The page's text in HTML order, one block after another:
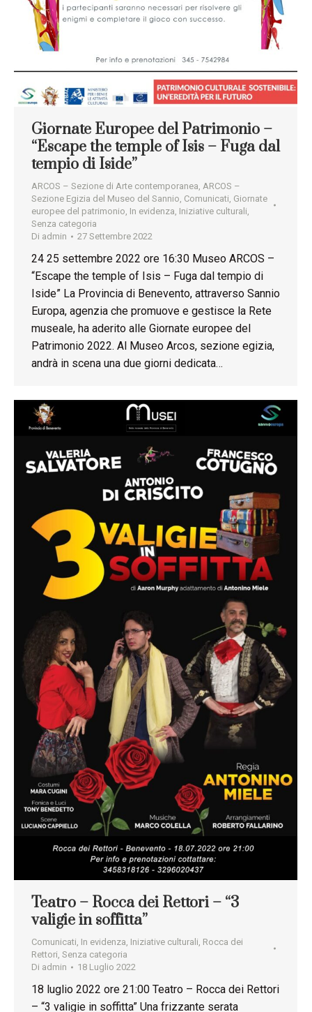
Giornate Europee del Patrimonio –
“Escape the temple of Isis – Fuga dal
tempio di Iside”
ARCOS – Sezione di Arte contemporanea, ARCOS –
Sezione Egizia del Museo del Sannio, Comunicati, Giornate
europee del patrimonio, In evidenza, Iniziative culturali,
Senza categoria
Di admin 27 Settembre 2022
24 25 settembre 2022 ore 16:30 Museo ARCOS –
“Escape the temple of Isis – Fuga dal tempio di
Iside” La Provincia di Benevento, attraverso Sannio
Europa, agenzia che promuove e gestisce la Rete
museale, ha aderito alle Giornate europee del
Patrimonio 2022. Al Museo Arcos, sezione egizia,
andrà in scena una due giorni dedicata…
Teatro – Rocca dei Rettori – “3
valigie in soffitta”
Comunicati In evidenza Iniziative culturali Rocca dei
Rettori Senza categoria
Di admin 18 Luglio 2022
18 luglio 2022 ore 21:00 Teatro – Rocca dei Rettori
– “3 valigie in soffitta” Una frizzante serata